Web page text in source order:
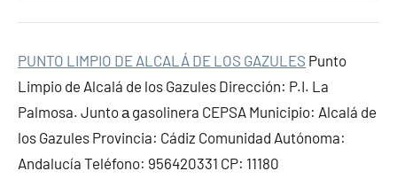
PUNTO LIMPIO DE ALCALÁ DE LOS GAZULES Punto
Limpio de Alcalá de los Gazules Dirección: P.I. La
Palmosa. Junto а gasolinera CEPSA Municipio: Alcalá de
los Gazules Provincia: Cádiz Comunidad Autónoma:
Andalucía Teléfono: 956420331 CP: 11180